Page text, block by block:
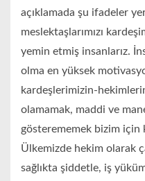
açıklamada şu ifadeler
meslektaşlarımızı
yemin etmiş insanlarız.
olma en yüksek
kardeşlerimizin-hekimlerin
olamamak, maddi ve
gösterememek bizim için
Ülkemizde hekim olarak
sağlıkta şiddetle, iş